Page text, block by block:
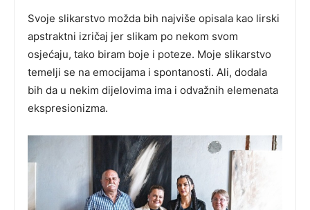
Svoje slikarstvo možda bih najviše opisala kao lirski
apstraktni izričaj jer slikam po nekom svom
osjećaju, tako biram boje i poteze. Moje slikarstvo
temelji se na emocijama i spontanosti. Ali, dodala
bih da u nekim dijelovima ima i odvažnih elemenata
ekspresionizma.